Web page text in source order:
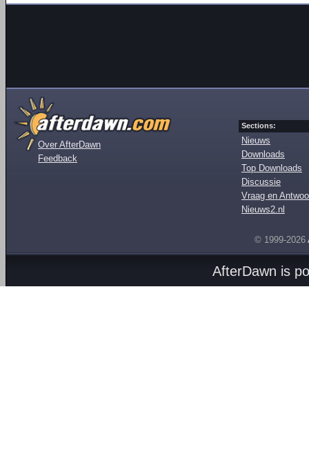
Over AfterDawn
Feedback
Sections:
Nieuws
Downloads
Top Downloads
Discussie
Vraag en
Nieuws2.nl
© 1999-2026
AfterDawn is